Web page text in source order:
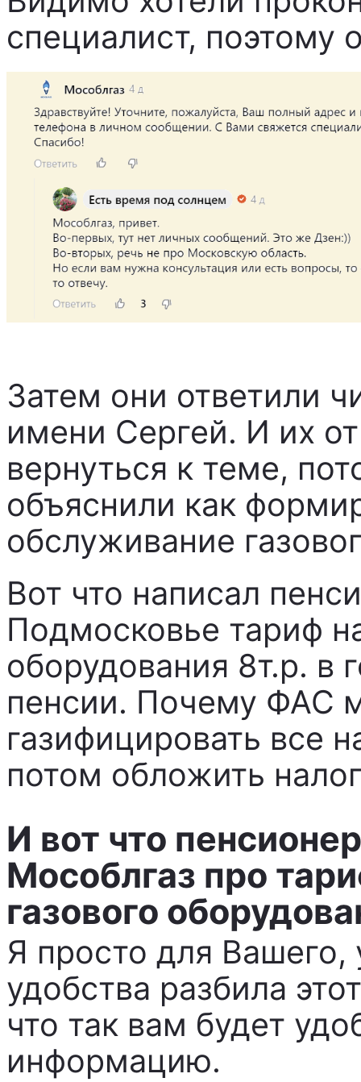
специалист, поэтому
Затем они ответили
имени Сергей. И их
вернуться к теме,
объяснили как
обслуживание
Вот что написал
Подмосковье тариф
оборудования 8т.р. в
пенсии. Почему ФАС
газифицировать все
потом обложить
И вот что
Мособлгаз про
газового
Я просто для
удобства разбила
что так вам будет
информацию.